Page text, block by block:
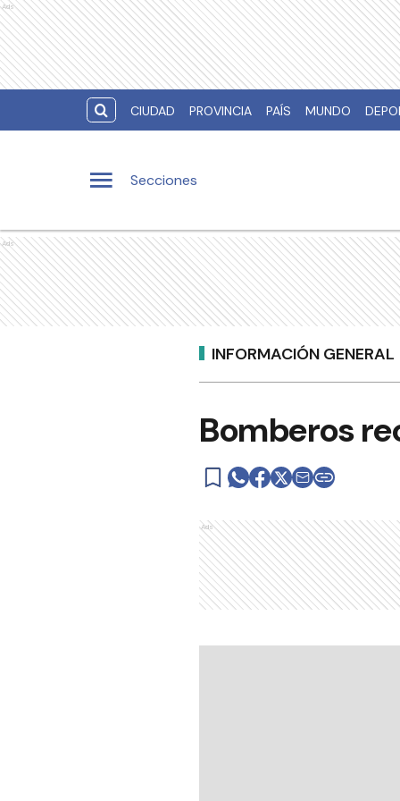
Ads
CIUDAD PROVINCIA PAÍS MUNDO
Secciones
Ads
INFORMACIÓN GENERAL
Bomberos
Ads